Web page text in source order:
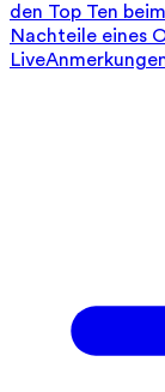
den Top Ten
Nachteile eines
Live